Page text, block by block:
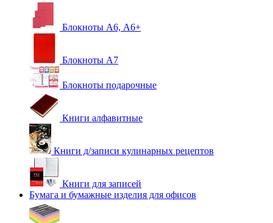
Блокноты А6, А6+
Блокноты А7
Блокноты подарочные
Книги алфавитные
Книги д/записи кулинарных рецептов
Книги для записей
Бумага и бумажные изделия для офисов